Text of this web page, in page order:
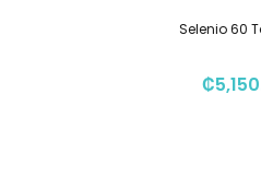
Selenio 60
₡